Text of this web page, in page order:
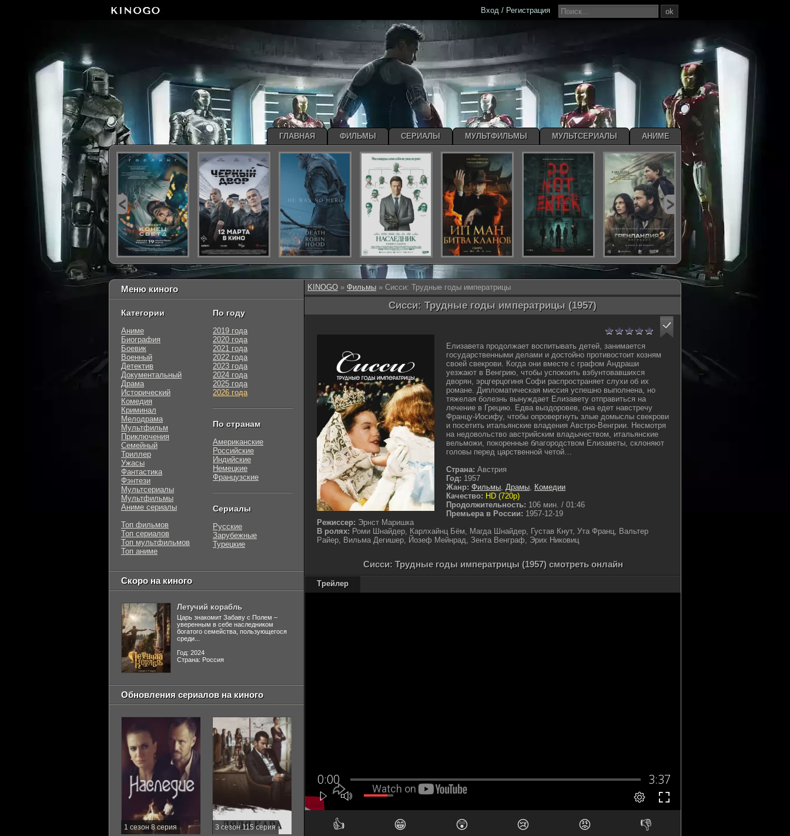
KINOGO » Фильмы » Сисси: Трудные годы императрицы
Сисси: Трудные годы императрицы (1957)
Елизавета продолжает воспитывать детей, занимается
государственными делами и достойно противостоит козням
своей свекрови. Когда они вместе с графом Андраши
уезжают в Венгрию, чтобы успокоить взбунтовавшихся
дворян, эрцгерцогиня Софи распространяет слухи об их
романе. Дипломатическая миссия успешно выполнена, но
тяжелая болезнь вынуждает Елизавету отправиться на
лечение в Грецию. Едва выздоровев, она едет навстречу
Францу-Иосифу, чтобы опровергнуть злые домыслы свекрови
и посетить итальянские владения Австро-Венгрии. Несмотря
на недовольство австрийским владычеством, итальянские
вельможи, покоренные благородством Елизаветы, склоняют
головы перед царственной четой…
Страна: Австрия
Год: 1957
Жанр: Фильмы, Драмы, Комедии
Качество: HD (720p)
Продолжительность: 106 мин. / 01:46
Премьера в России: 1957-12-19
Режиссер: Эрнст Маришка
В ролях: Роми Шнайдер, Карлхайнц Бём, Магда Шнайдер, Густав Кнут, Ута Франц, Вальтер
Райер, Вильма Дегишер, Йозеф Мейнрад, Зента Венграф, Эрих Никовиц
Сисси: Трудные годы императрицы (1957) смотреть онлайн
Трейлер
👍 😁 😲 😢 😡 👎
Меню киного
Категории
Аниме
Биография
Боевик
Военный
Детектив
Документальный
Драма
Исторический
Комедия
Криминал
Мелодрама
Мультфильм
Приключения
Семейный
Триллер
Ужасы
Фантастика
Фэнтези
Мультсериалы
Мультфильмы
Аниме сериалы
Топ фильмов
Топ сериалов
Топ мультфильмов
Топ аниме
По году
2019 года
2020 года
2021 года
2022 года
2023 года
2024 года
2025 года
2026 года
По странам
Американские
Российские
Индийские
Немецкие
Французские
Сериалы
Русские
Зарубежные
Турецкие
Скоро на киного
Летучий корабль
Царь знакомит Забаву с Полем –
уверенным в себе наследником
богатого семейства, пользующегося
среди...
Год: 2024
Страна: Россия
Обновления сериалов на киного
1 сезон 8 серия 3 сезон 115 серия
ok
Вход / Регистрация
ГЛАВНАЯ ФИЛЬМЫ СЕРИАЛЫ МУЛЬТФИЛЬМЫ МУЛЬТСЕРИАЛЫ АНИМЕ